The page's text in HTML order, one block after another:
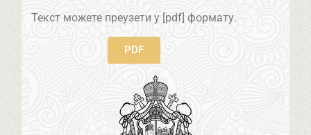
Текст можете преузети у [pdf] формату.
PDF